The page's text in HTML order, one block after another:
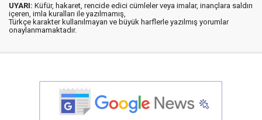
UYARI: Küfür, hakaret, rencide edici cümleler veya imalar, inançlara saldırı
içeren, imla kuralları ile yazılmamış,
Türkçe karakter kullanılmayan ve büyük harflerle yazılmış yorumlar
onaylanmamaktadır.